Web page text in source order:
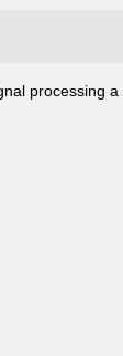
processing a